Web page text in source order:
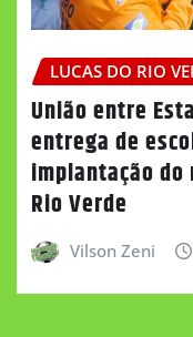
LUCAS DO RIO
União entre
entrega de
implantação do
Rio Verde
Vilson Zeni